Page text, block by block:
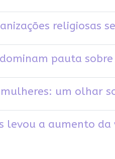
religiosas
pauta sobre
um olhar
levou a aumento